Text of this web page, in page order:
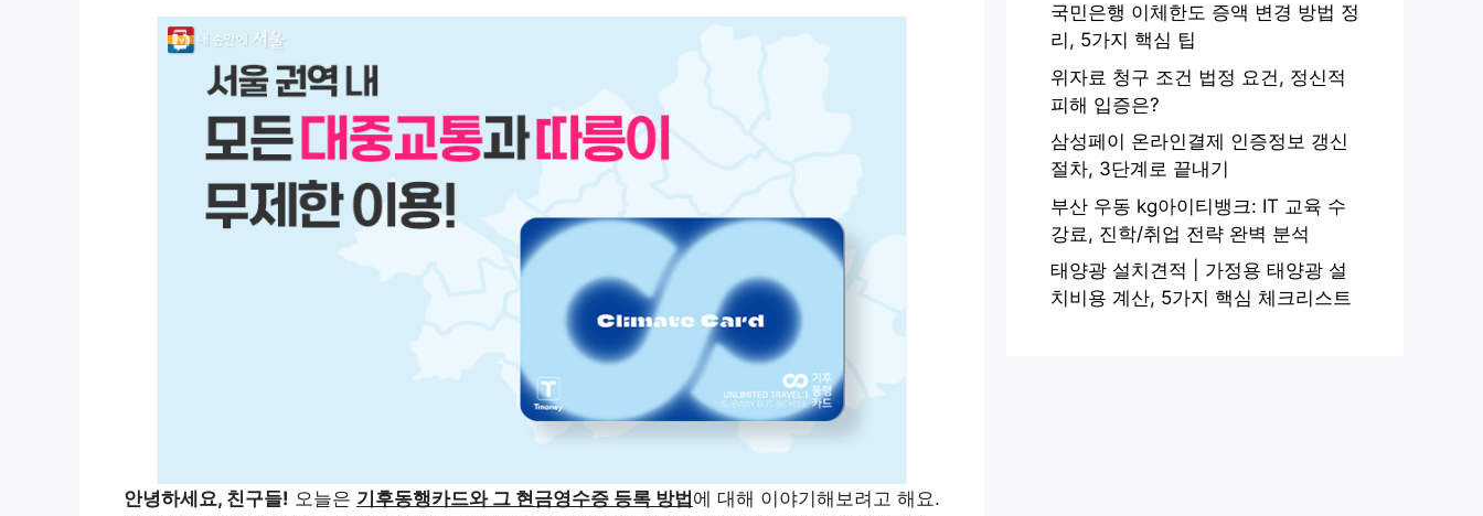
안녕하세요, 친구들! 오늘은 기후동행카드와 그 현금영수증 등록 방법 에 대해 이야기해보려고 해요.
국민은행 이체한도 증액 변경 방법 정
리, 5가지 핵심 팁
위자료 청구 조건 법정 요건, 정신적
피해 입증은?
삼성페이 온라인결제 인증정보 갱신
절차, 3단계로 끝내기
부산 우동 kg아이티뱅크: IT 교육 수
강료, 진학/취업 전략 완벽 분석
태양광 설치견적 | 가정용 태양광 설
치비용 계산, 5가지 핵심 체크리스트